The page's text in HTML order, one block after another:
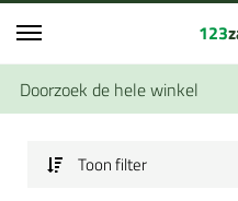
123
Toon filter